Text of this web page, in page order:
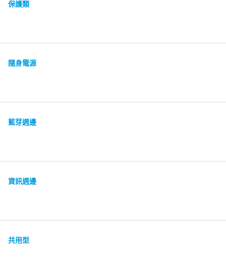
保護類
隨身電源
藍芽週邊
資訊週邊
共用型